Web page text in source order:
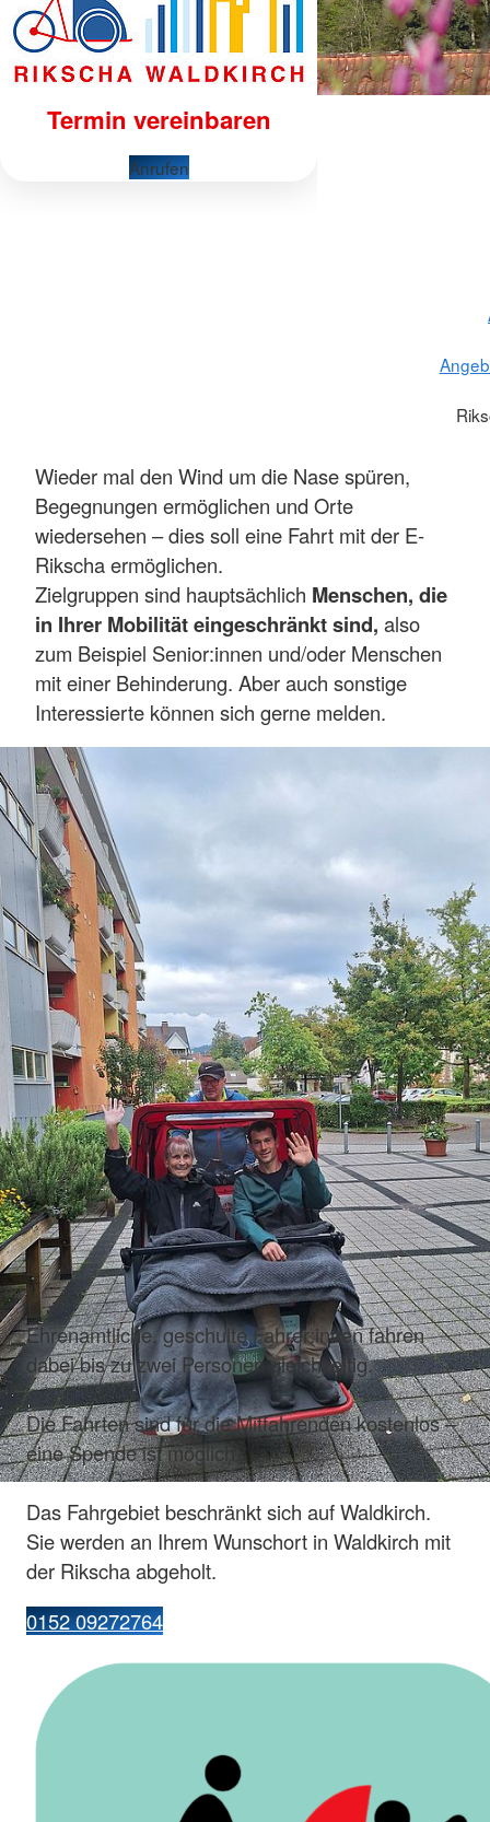
Termin vereinbaren
Anrufen
Wieder mal den Wind um die Nase spüren,
Begegnungen ermöglichen und Orte
wiedersehen – dies soll eine Fahrt mit der E-
Rikscha ermöglichen.
Zielgruppen sind hauptsächlich Menschen, die
in Ihrer Mobilität eingeschränkt sind, also
zum Beispiel Senior:innen und/oder Menschen
mit einer Behinderung. Aber auch sonstige
Interessierte können sich gerne melden.
Ehrenamtliche, geschulte Fahrer:innen fahren
dabei bis zu zwei Personen gleichzeitig.
Die Fahrten sind für die Mitfahrenden kostenlos –
eine Spende ist möglich.
Das Fahrgebiet beschränkt sich auf Waldkirch.
Sie werden an Ihrem Wunschort in Waldkirch mit
der Rikscha abgeholt.
0152 09272764